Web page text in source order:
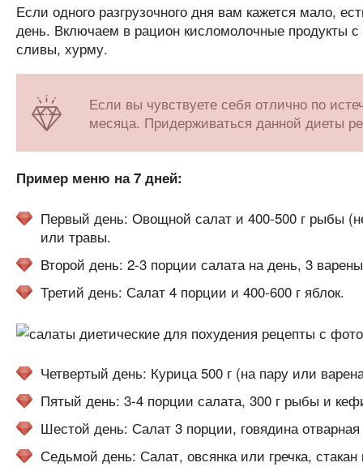
Если одного разгрузочного дня вам кажется мало,
день. Включаем в рацион кисломолочные продукты
сливы, хурму.
Если вы чувствуете себя отлично по
месяца. Придерживаться данной диеты
Пример меню на 7 дней:
Первый день: Овощной салат и 400-500 г рыбы
или травы.
Второй день: 2-3 порции салата на день, 3
Третий день: Салат 4 порции и 400-600 г яблок.
Четвертый день: Курица 500 г (на пару или
Пятый день: 3-4 порции салата, 300 г рыбы и
Шестой день: Салат 3 порции, говядина отварная
Седьмой день: Салат, овсянка или гречка,